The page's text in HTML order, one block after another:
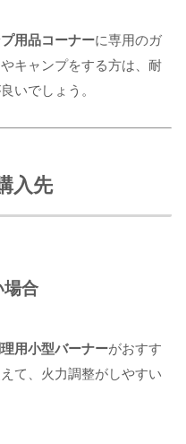
用品コーナーに専用のガ
キャンプをする方は、耐
いでしょう。
入先
場合
用小型バーナーがおすす
て、火力調整がしやすい